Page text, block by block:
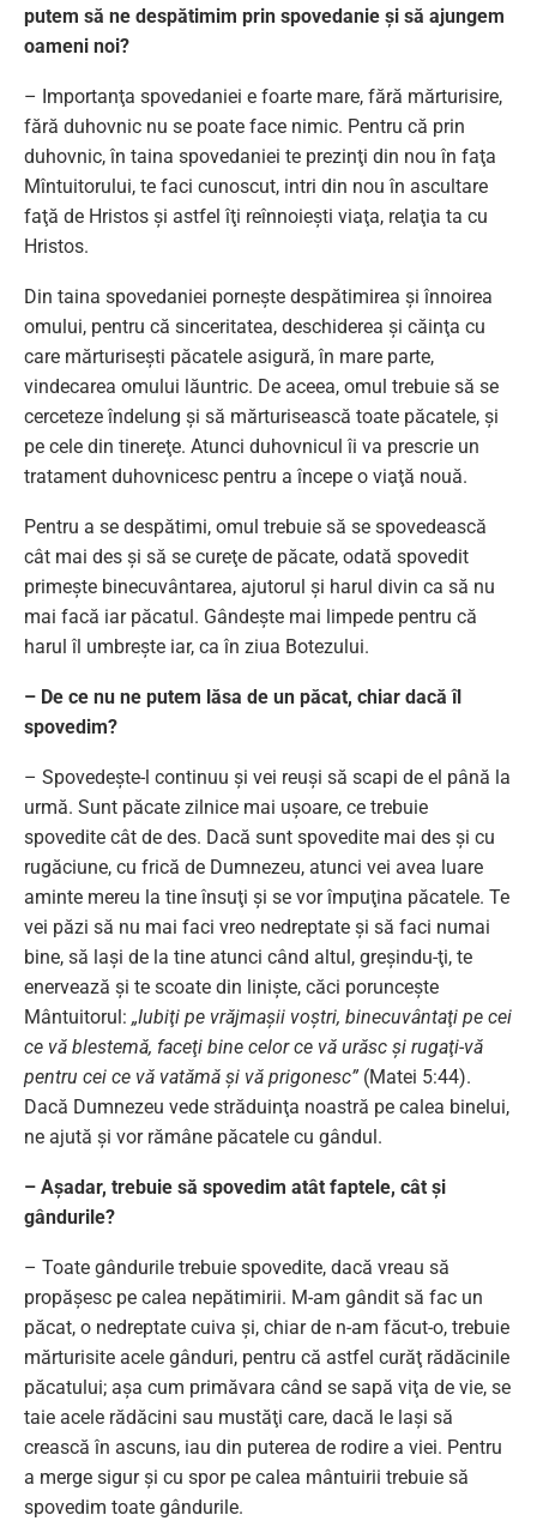
putem să ne despătimim prin spovedanie şi să ajungem
oameni noi?
– Importanţa spovedaniei e foarte mare, fără mărturisire,
fără duhovnic nu se poate face nimic. Pentru că prin
duhovnic, în taina spovedaniei te prezinţi din nou în faţa
Mîntuitorului, te faci cunoscut, intri din nou în ascultare
faţă de Hristos şi astfel îţi reînnoieşti viaţa, relaţia ta cu
Hristos.
Din taina spovedaniei porneşte despătimirea şi înnoirea
omului, pentru că sinceritatea, deschiderea şi căinţa cu
care mărturiseşti păcatele asigură, în mare parte,
vindecarea omului lăuntric. De aceea, omul trebuie să se
cerceteze îndelung şi să mărturisească toate păcatele, şi
pe cele din tinereţe. Atunci duhovnicul îi va prescrie un
tratament duhovnicesc pentru a începe o viaţă nouă.
Pentru a se despătimi, omul trebuie să se spovedească
cât mai des şi să se cureţe de păcate, odată spovedit
primeşte binecuvântarea, ajutorul şi harul divin ca să nu
mai facă iar păcatul. Gândeşte mai limpede pentru că
harul îl umbreşte iar, ca în ziua Botezului.
– De ce nu ne putem lăsa de un păcat, chiar dacă îl
spovedim?
– Spovedeşte-l continuu şi vei reuşi să scapi de el până la
urmă. Sunt păcate zilnice mai uşoare, ce trebuie
spovedite cât de des. Dacă sunt spovedite mai des şi cu
rugăciune, cu frică de Dumnezeu, atunci vei avea luare
aminte mereu la tine însuţi şi se vor împuţina păcatele. Te
vei păzi să nu mai faci vreo nedreptate şi să faci numai
bine, să laşi de la tine atunci când altul, greşindu-ţi, te
enervează şi te scoate din linişte, căci porunceşte
Mântuitorul: „Iubiţi pe vrăjmaşii voştri, binecuvântaţi pe cei
ce vă blestemă, faceţi bine celor ce vă urăsc şi rugaţi-vă
pentru cei ce vă vatămă şi vă prigonesc” (Matei 5:44).
Dacă Dumnezeu vede străduinţa noastră pe calea binelui,
ne ajută şi vor rămâne păcatele cu gândul.
– Aşadar, trebuie să spovedim atât faptele, cât şi
gândurile?
– Toate gândurile trebuie spovedite, dacă vreau să
propăşesc pe calea nepătimirii. M-am gândit să fac un
păcat, o nedreptate cuiva şi, chiar de n-am făcut-o, trebuie
mărturisite acele gânduri, pentru că astfel curăţ rădăcinile
păcatului; aşa cum primăvara când se sapă viţa de vie, se
taie acele rădăcini sau mustăţi care, dacă le laşi să
crească în ascuns, iau din puterea de rodire a viei. Pentru
a merge sigur şi cu spor pe calea mântuirii trebuie să
spovedim toate gândurile.